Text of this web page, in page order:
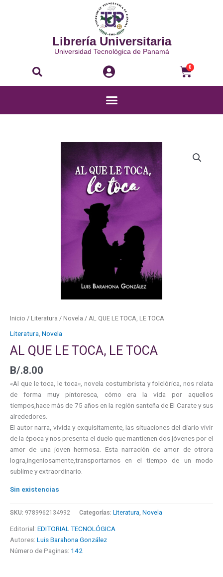
Librería Universitaria
Universidad Tecnológica de Panamá
Buscar 0
Menú
Inicio / Literatura / Novela / AL QUE LE TOCA, LE TOCA
Literatura Novela
AL QUE LE TOCA, LE TOCA
B/.8.00
«Al que le toca, le toca», novela costumbrista y folclórica, nos relata
de forma muy pintoresca, cómo era la vida por aquellos
tiempos,hace más de 75 años en la región santeña de El Carate y sus
alrededores.
El autor narra, vívida y exquisitamente, las situaciones del diario vivir
de la época y nos presenta el duelo que mantienen dos jóvenes por el
amor de una joven hermosa. Esta narración de amor de otrora
logra,ingeniosamente,transportarnos en el tiempo de un modo
sublime y extraordinario.
Sin existencias
SKU: 9789962134992 Categorías: Literatura, Novela
Editorial: EDITORIAL TECNOLÓGICA
Autores: Luis Barahona González
Número de Paginas: 142